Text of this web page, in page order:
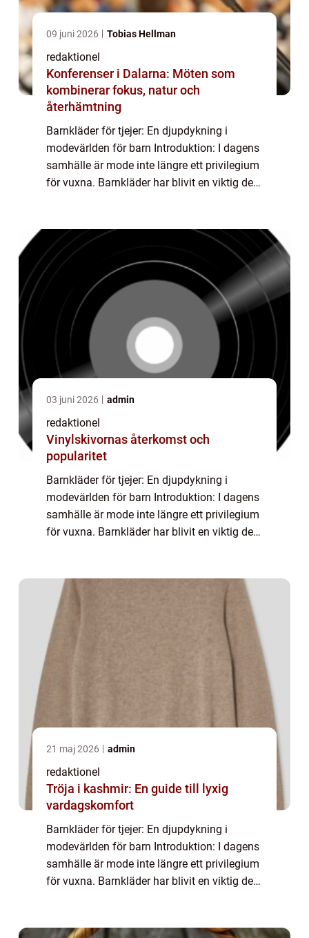
09 juni 2026 Tobias Hellman
redaktionel
Konferenser i Dalarna: Möten som
kombinerar fokus, natur och
återhämtning
Barnkläder för tjejer: En djupdykning i
modevärlden för barn Introduktion: I dagens
samhälle är mode inte längre ett privilegium
för vuxna. Barnkläder har blivit en viktig del
03 juni 2026 admin
redaktionel
Vinylskivornas återkomst och
popularitet
Barnkläder för tjejer: En djupdykning i
modevärlden för barn Introduktion: I dagens
samhälle är mode inte längre ett privilegium
för vuxna. Barnkläder har blivit en viktig del
21 maj 2026 admin
redaktionel
Tröja i kashmir: En guide till lyxig
vardagskomfort
Barnkläder för tjejer: En djupdykning i
modevärlden för barn Introduktion: I dagens
samhälle är mode inte längre ett privilegium
för vuxna. Barnkläder har blivit en viktig del